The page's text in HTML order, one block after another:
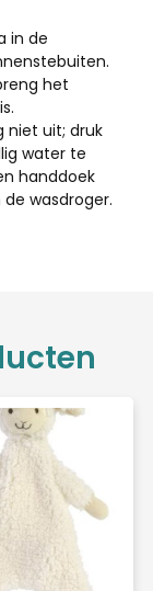
in de
het
niet uit; druk
water te
handdoek
wasdroger.